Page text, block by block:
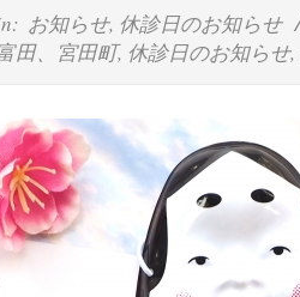
お知らせ, 休診日のお知らせ
田、宮田町, 休診日のお知らせ,